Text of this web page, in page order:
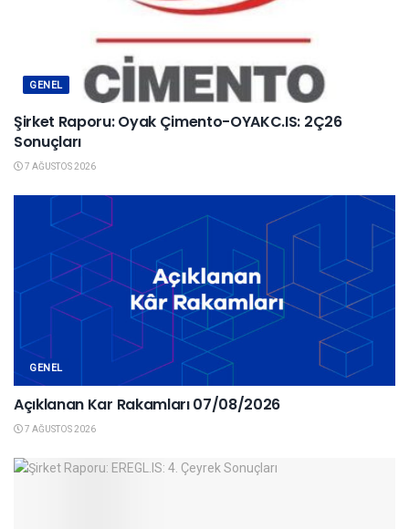
GENEL
Şirket Raporu: Oyak Çimento-OYAKC.IS: 2Ç26
Sonuçları
7 AĞUSTOS 2026
GENEL
Açıklanan Kar Rakamları 07/08/2026
7 AĞUSTOS 2026